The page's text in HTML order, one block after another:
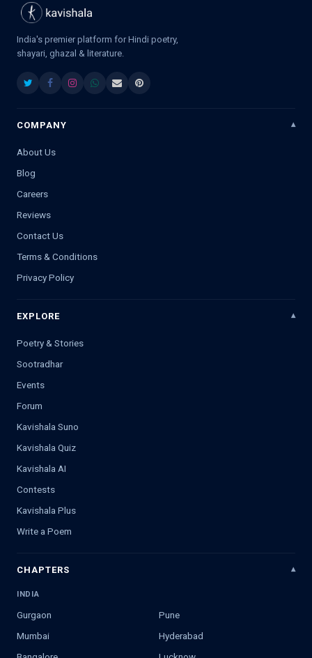
India's premier platform for Hindi poetry,
shayari, ghazal & literature.
COMPANY
About Us
Blog
Careers
Reviews
Contact Us
Terms & Conditions
Privacy Policy
EXPLORE
Poetry & Stories
Sootradhar
Events
Forum
Kavishala Suno
Kavishala Quiz
Kavishala AI
Contests
Kavishala Plus
Write a Poem
CHAPTERS
INDIA
Gurgaon
Pune
Mumbai
Hyderabad